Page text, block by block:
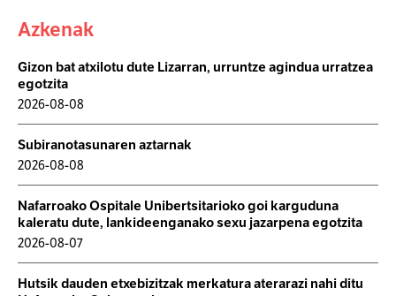
Azkenak
Gizon bat atxilotu dute Lizarran, urruntze agindua urratzea
egotzita
2026-08-08
Subiranotasunaren aztarnak
2026-08-08
Nafarroako Ospitale Unibertsitarioko goi karguduna
kaleratu dute, lankideenganako sexu jazarpena egotzita
2026-08-07
Hutsik dauden etxebizitzak merkatura aterarazi nahi ditu